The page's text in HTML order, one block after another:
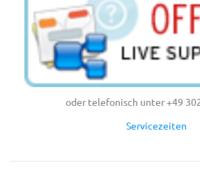
oder telefonisch unter +49
Servicezeiten